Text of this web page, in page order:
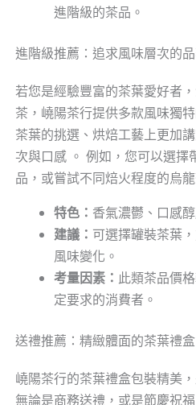
進階級的茶品。
進階級推薦：追求風味層次的
若您是經驗豐富的茶葉愛好者
茶，嶢陽茶行提供多款風味獨
茶葉的挑選、烘焙工藝上更加
次與口感 。 例如，您可以選擇
品，或嘗試不同焙火程度的烏
特色： 香氣濃鬱、口感
建議： 可選擇罐裝茶葉
風味變化。
考量因素： 此類茶品價
定要求的消費者。
送禮推薦：精緻體面的茶葉禮盒
嶢陽茶行的茶葉禮盒包裝精美
無論是商務送禮，或是節慶祝